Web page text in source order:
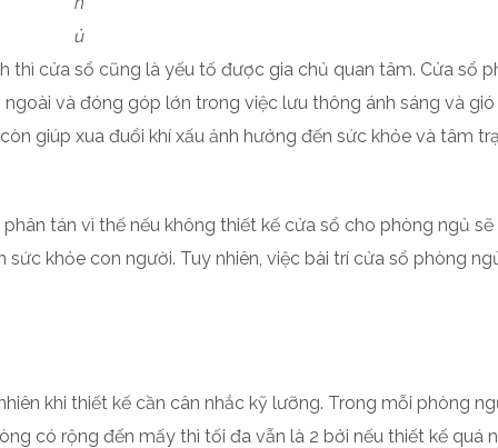
ủ
thì cửa sổ cũng là yếu tố được gia chủ quan tâm. Cửa sổ
và đóng góp lớn trong việc lưu thông ánh sáng và gió
giúp xua đuổi khí xấu ảnh hưởng đến sức khỏe và tâm
tán vì thế nếu không thiết kế cửa sổ cho phòng ngủ sẽ
khỏe con người. Tuy nhiên, việc bài trí cửa sổ phòng
khi thiết kế cần cân nhắc kỹ lưỡng. Trong mỗi phòng
có rộng đến mấy thì tối đa vẫn là 2 bởi nếu thiết kế quá